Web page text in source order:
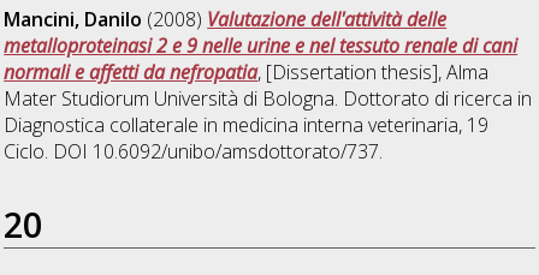
Mancini, Danilo (2008) Valutazione dell'attività delle
metalloproteinasi 2 e 9 nelle urine e nel tessuto renale di cani
normali e affetti da nefropatia, [Dissertation thesis], Alma
Mater Studiorum Università di Bologna. Dottorato di ricerca in
Diagnostica collaterale in medicina interna veterinaria, 19
Ciclo. DOI 10.6092/unibo/amsdottorato/737.
20